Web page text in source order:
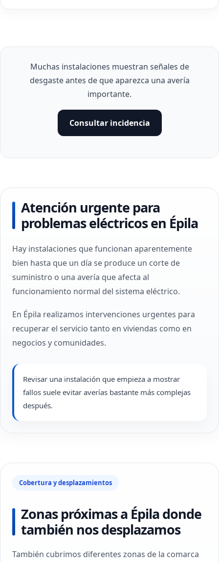
Muchas instalaciones muestran señales de
desgaste antes de que aparezca una avería
importante.
Consultar incidencia
Atención urgente para
problemas eléctricos en Épila
Hay instalaciones que funcionan aparentemente
bien hasta que un día se produce un corte de
suministro o una avería que afecta al
funcionamiento normal del sistema eléctrico.
En Épila realizamos intervenciones urgentes para
recuperar el servicio tanto en viviendas como en
negocios y comunidades.
Revisar una instalación que empieza a mostrar
fallos suele evitar averías bastante más complejas
después.
Cobertura y desplazamientos
Zonas próximas a Épila donde
también nos desplazamos
También cubrimos diferentes zonas de la comarca